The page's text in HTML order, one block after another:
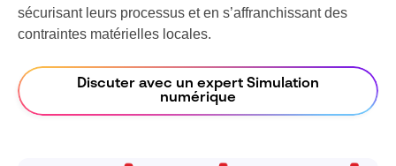
sécurisant leurs processus et en s’affranchissant des
contraintes matérielles locales.
Discuter avec un expert Simulation
numérique